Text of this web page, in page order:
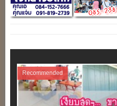
Recommended